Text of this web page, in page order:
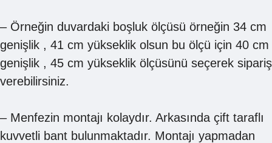
– Örneğin duvardaki boşluk ölçüsü örneğin 34 cm
genişlik , 41 cm yükseklik olsun bu ölçü için 40 cm
genişlik , 45 cm yükseklik ölçüsünü seçerek sipariş
verebilirsiniz.
– Menfezin montajı kolaydır. Arkasında çift taraflı
kuvvetli bant bulunmaktadır. Montajı yapmadan